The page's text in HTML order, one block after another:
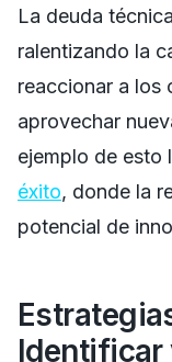
La deuda
ralentizando la
reaccionar a los
aprovechar
ejemplo de esto
éxito, donde la
potencial de
Identificar